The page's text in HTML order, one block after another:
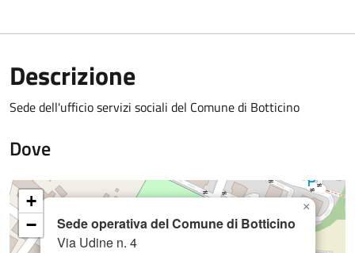
Descrizione
Sede dell'ufficio servizi sociali del Comune di Botticino
Dove
Sede operativa del Comune di Botticino
Via Udine n. 4
×
+
−